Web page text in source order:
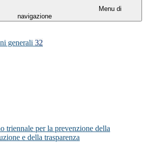
Menu di
navigazione
generali 32
triennale per la prevenzione della
e della trasparenza